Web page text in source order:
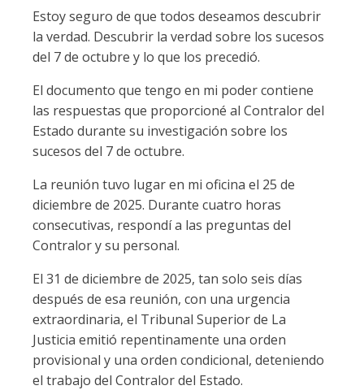
Estoy seguro de que todos deseamos descubrir
la verdad. Descubrir la verdad sobre los sucesos
del 7 de octubre y lo que los precedió.
El documento que tengo en mi poder contiene
las respuestas que proporcioné al Contralor del
Estado durante su investigación sobre los
sucesos del 7 de octubre.
La reunión tuvo lugar en mi oficina el 25 de
diciembre de 2025. Durante cuatro horas
consecutivas, respondí a las preguntas del
Contralor y su personal.
El 31 de diciembre de 2025, tan solo seis días
después de esa reunión, con una urgencia
extraordinaria, el Tribunal Superior de La
Justicia emitió repentinamente una orden
provisional y una orden condicional, deteniendo
el trabajo del Contralor del Estado.